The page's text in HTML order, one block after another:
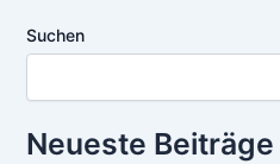
Suchen
Neueste Beiträge